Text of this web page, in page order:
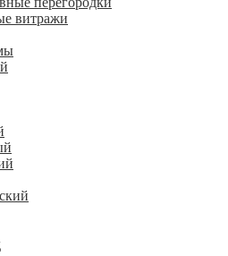
витражи